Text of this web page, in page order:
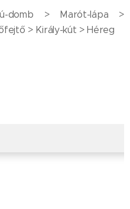
domb > Marót-lápa >
> Király-kút > Héreg